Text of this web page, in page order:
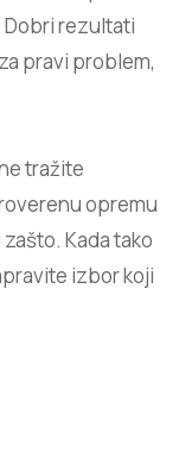
rezultati
pravi problem,
tražite
opremu
Kada tako
izbor koji